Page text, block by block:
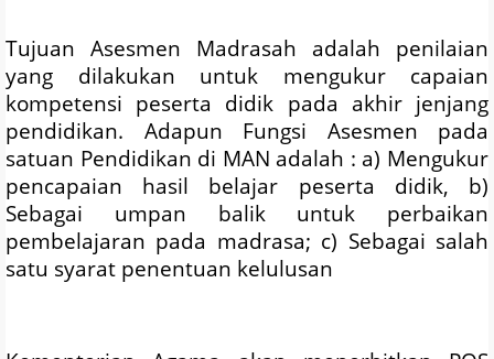
Tujuan Asesmen Madrasah adalah penilaian
yang dilakukan untuk mengukur capaian
kompetensi peserta didik pada akhir jenjang
pendidikan. Adapun Fungsi Asesmen pada
satuan Pendidikan di MAN adalah : a) Mengukur
pencapaian hasil belajar peserta didik, b)
Sebagai umpan balik untuk perbaikan
pembelajaran pada madrasa; c) Sebagai salah
satu syarat penentuan kelulusan